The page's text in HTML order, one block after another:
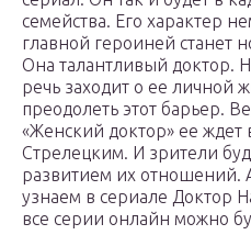
семейства. Его характер
главной героиней станет
Она талантливый доктор.
речь заходит о ее личной
преодолеть этот барьер.
«Женский доктор» ее ждет
Стрелецким. И зрители
развитием их отношений.
узнаем в сериале Доктор
все серии онлайн можно